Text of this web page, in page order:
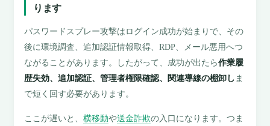
ります
パスワードスプレー攻撃はログイン成功が始まりで、その
後に環境調査、追加認証情報取得、RDP、メール悪用へつ
ながることがあります。したがって、成功が出たら作業履
歴失効、追加認証、管理者権限確認、関連導線の棚卸し ま
で短く回す必要があります。
ここが遅いと、横移動や送金詐欺の入口になります。つま